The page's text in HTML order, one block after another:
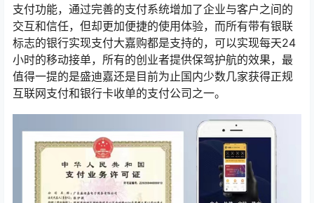
支付功能，通过完善的支付系统增加了企业与客户之间的
交互和信任，但却更加便捷的使用体验，而所有带有银联
标志的银行实现支付大嘉购都是支持的，可以实现每天24
小时的移动接单，所有的创业者提供保驾护航的效果，最
值得一提的是盛迪嘉还是目前为止国内少数几家获得正规
互联网支付和银行卡收单的支付公司之一。